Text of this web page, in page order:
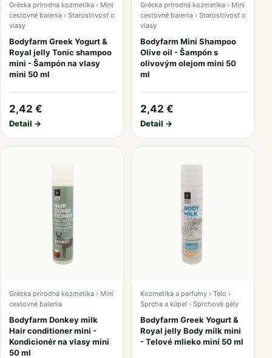
Grécka prírodná kozmetika › Mini
cestovné balenia › Starostlivosť o
vlasy
Bodyfarm Greek Yogurt &
Royal jelly Tonic shampoo
mini - Šampón na vlasy
mini 50 ml
2,42 €
Detail →
Grécka prírodná kozmetika › Mini
cestovné balenia › Starostlivosť o
vlasy
Bodyfarm Mini Shampoo
Olive oil - Šampón s
olivovým olejom mini 50
ml
2,42 €
Detail →
Grécka prírodná kozmetika › Mini
cestovné balenia
Bodyfarm Donkey milk
Hair conditioner mini -
Kondicionér na vlasy mini
50 ml
Kozmetika a parfumy › Telo ›
Sprcha a kúpeľ › Sprchové gély
Bodyfarm Greek Yogurt &
Royal jelly Body milk mini
- Telové mlieko mini 50 ml